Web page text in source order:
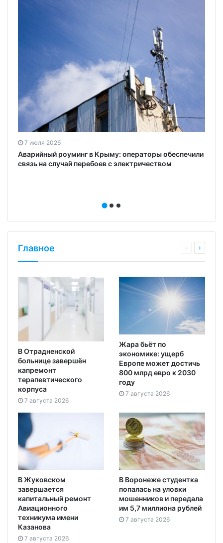
7 июля 2026
Аварийный роуминг в Крыму: операторы обеспечили
связь на случай перебоев с электричеством
Главное
В Отрадненской
больнице завершён
капремонт
терапевтического
корпуса
7 августа 2026
Жара бьёт по
экономике: ущерб
Европе может достичь
800 млрд евро к 2030
году
7 августа 2026
В Жуковском
завершается
капитальный ремонт
Авиационного
техникума имени
Казанова
7 августа 2026
В Воронеже студентка
попалась на уловки
мошенников и передала
им 5,7 миллиона рублей
7 августа 2026